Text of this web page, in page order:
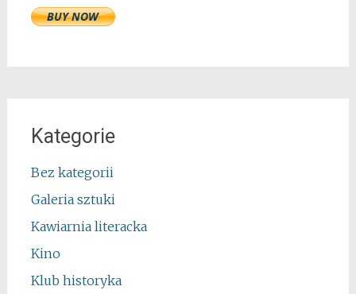
Kategorie
Bez kategorii
Galeria sztuki
Kawiarnia literacka
Kino
Klub historyka